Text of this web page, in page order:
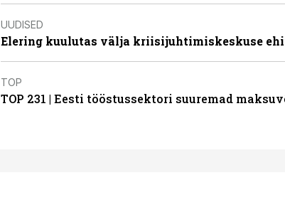
UUDISED
Elering kuulutas välja kriisijuhtimiskeskuse
TOP
TOP 231 | Eesti tööstussektori suuremad